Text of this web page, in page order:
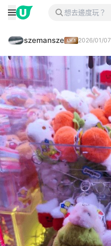
szemansze 2026/01/07